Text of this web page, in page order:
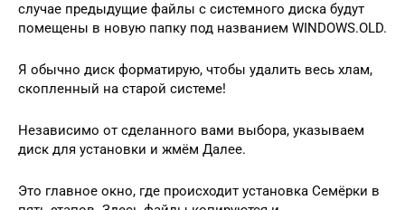
случае предыдущие файлы с системного диска будут
помещены в новую папку под названием WINDOWS.OLD.
Я обычно диск форматирую, чтобы удалить весь хлам,
скопленный на старой системе!
Независимо от сделанного вами выбора, указываем
диск для установки и жмём Далее.
Это главное окно, где происходит установка Семёрки в